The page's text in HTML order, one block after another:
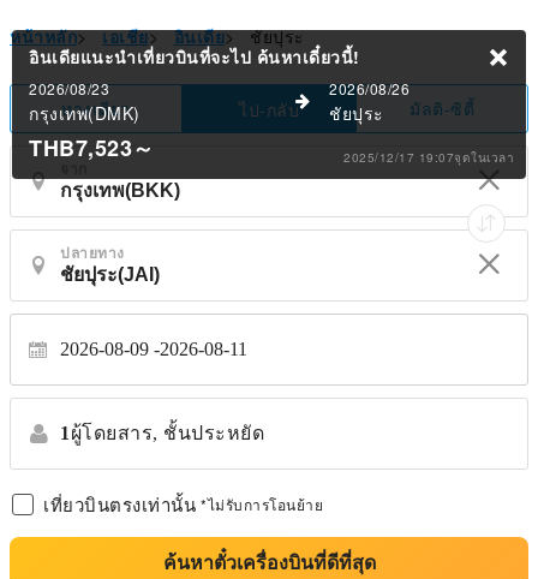
หน้าหลัก> เอเชีย> อินเดีย> ชัยปุระ
ทางเดียว ไป-กลับ มัลติ-ซิตี้
ปลายทาง
2026-08-09 2026-08-11
1 ผู้โดยสาร, ชั้นประหยัด
เที่ยวบินตรงเท่านั้น *ไม่รับการโอนย้าย
ค้นหาตั๋วเครื่องบินที่ดีที่สุด
อินเดียแนะนำเที่ยวบินที่จะไป ค้นหาเดี๋ยวนี้!
2026/08/23
กรุงเทพ(DMK)
2026/08/26
ชัยปุระ
THB7,523～ 2025/12/17 19:07จุดในเวลา